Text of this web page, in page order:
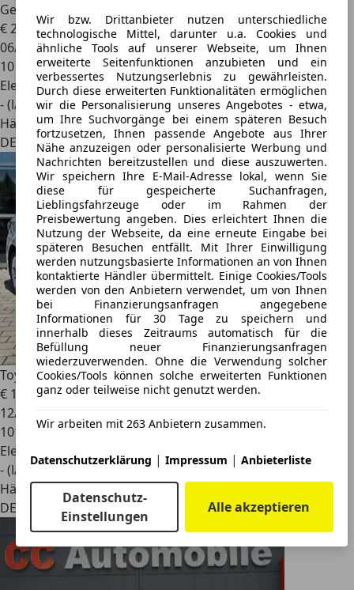
Wir bzw. Drittanbieter nutzen unterschiedliche
technologische Mittel, darunter u.a. Cookies und
ähnliche Tools auf unserer Webseite, um Ihnen
erweiterte Seitenfunktionen anzubieten und ein
verbessertes Nutzungserlebnis zu gewährleisten.
Durch diese erweiterten Funktionalitäten ermöglichen
wir die Personalisierung unseres Angebotes - etwa,
um Ihre Suchvorgänge bei einem späteren Besuch
fortzusetzen, Ihnen passende Angebote aus Ihrer
Nähe anzuzeigen oder personalisierte Werbung und
Nachrichten bereitzustellen und diese auszuwerten.
Wir speichern Ihre E-Mail-Adresse lokal, wenn Sie
diese für gespeicherte Suchanfragen,
Lieblingsfahrzeuge oder im Rahmen der
Preisbewertung angeben. Dies erleichtert Ihnen die
Nutzung der Webseite, da eine erneute Eingabe bei
späteren Besuchen entfällt. Mit Ihrer Einwilligung
werden nutzungsbasierte Informationen an von Ihnen
kontaktierte Händler übermittelt. Einige Cookies/Tools
werden von den Anbietern verwendet, um von Ihnen
bei Finanzierungsanfragen angegebene
Informationen für 30 Tage zu speichern und
innerhalb dieses Zeitraums automatisch für die
Befüllung neuer Finanzierungsanfragen
wiederzuverwenden. Ohne die Verwendung solcher
Cookies/Tools können solche erweiterten Funktionen
ganz oder teilweise nicht genutzt werden.
Wir arbeiten mit 263 Anbietern zusammen.
Datenschutzerklärung | Impressum | Anbieterliste
Datenschutz-
Einstellungen
Alle akzeptieren
Geely Starray EM-i
€ 29.3501
06/2026
10 km
Elektro/Benzin
- (l/100 km)
Händler
DE 52349
Toyota Corolla1.8 Hybrid Touring Sports Business Edition
€ 17.550
12/2020
101.420 km
Elektro/Benzin
- (l/100 km)
Händler
DE 86391